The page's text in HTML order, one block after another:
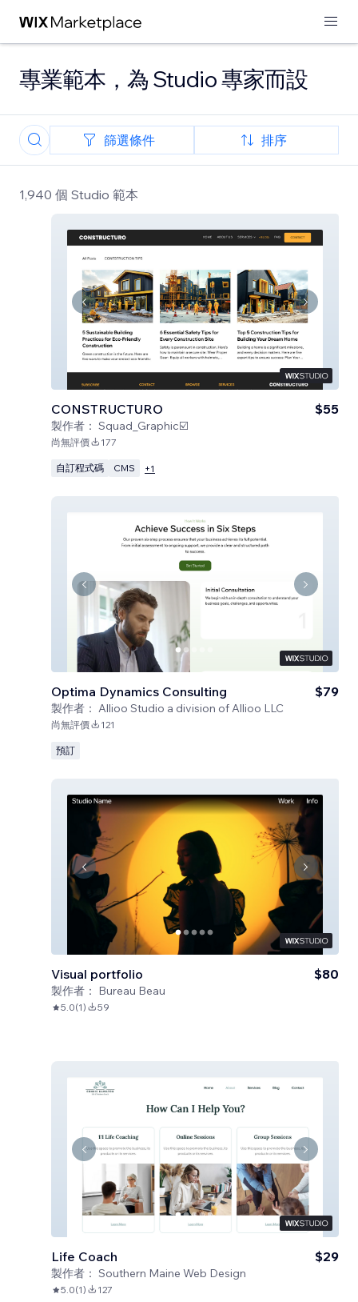
專業範本，為 Studio 專家而設
篩選條件 排序
1,940 個 Studio 範本
CONSTRUCTURO
製作者： Squad_Graphic☑️
$55
尚無評價 177
自訂程式碼 CMS +1
Optima Dynamics Consulting
製作者： Allioo Studio a division of Allioo LLC
$79
尚無評價 121
預訂
Visual portfolio
製作者： Bureau Beau
$80
5.0(1) 59
Life Coach
製作者： Southern Maine Web Design
$29
5.0(1) 127